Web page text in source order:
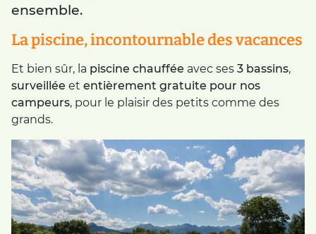
ensemble.
La piscine, incontournable des vacances
Et bien sûr, la piscine chauffée avec ses 3 bassins,
surveillée et entièrement gratuite pour nos
campeurs, pour le plaisir des petits comme des
grands.